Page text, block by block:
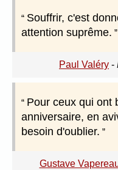
Souffrir, c'est
attention suprême.
Paul Valéry -
Pour ceux qui ont
anniversaire, en
besoin d'oublier.
Gustave